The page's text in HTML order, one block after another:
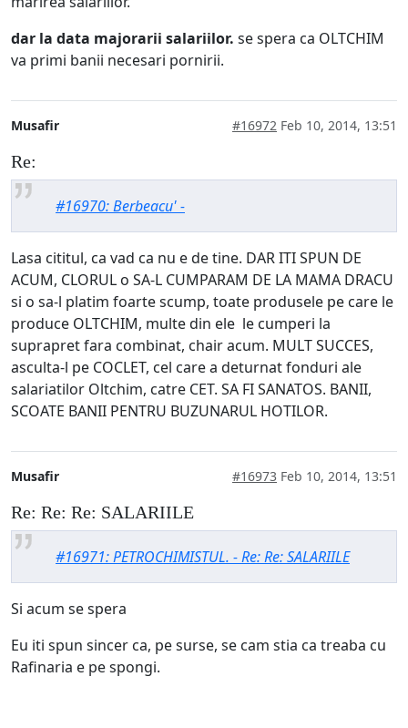
dar la data majorarii salariilor. se spera ca OLTCHIM
va primi banii necesari pornirii.
Musafir #16972 Feb 10, 2014, 13:51
Re:
#16970: Berbeacu' -
Lasa cititul, ca vad ca nu e de tine. DAR ITI SPUN DE
ACUM, CLORUL o SA-L CUMPARAM DE LA MAMA DRACU
si o sa-l platim foarte scump, toate produsele pe care le
produce OLTCHIM, multe din ele le cumperi la
suprapret fara combinat, chair acum. MULT SUCCES,
asculta-l pe COCLET, cel care a deturnat fonduri ale
salariatilor Oltchim, catre CET. SA FI SANATOS. BANII,
SCOATE BANII PENTRU BUZUNARUL HOTILOR.
Musafir #16973 Feb 10, 2014, 13:51
Re: Re: Re: SALARIILE
#16971: PETROCHIMISTUL. - Re: Re: SALARIILE
Si acum se spera
Eu iti spun sincer ca, pe surse, se cam stia ca treaba cu
Rafinaria e pe spongi.